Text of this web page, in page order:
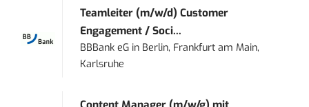
Teamleiter (m/w/d) Customer
Engagement / Soci...
BBBank eG in Berlin, Frankfurt am Main,
Karlsruhe